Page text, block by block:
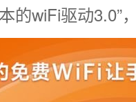
的wiFi驱动3.0”